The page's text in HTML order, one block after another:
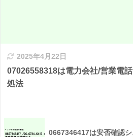
2025年4月22日
07026558318は電力会社/営業電
処法
0667346417は安否確認